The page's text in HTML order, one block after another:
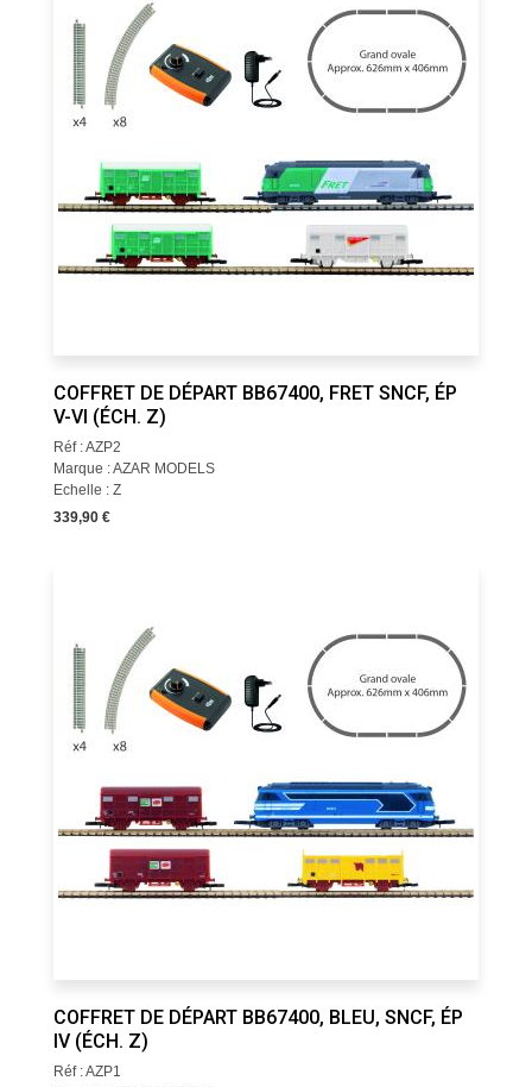
COFFRET DE DÉPART BB67400, FRET SNCF, ÉP
V-VI (ÉCH. Z)
Réf : AZP2
Marque : AZAR MODELS
Echelle : Z
339,90 €
COFFRET DE DÉPART BB67400, BLEU, SNCF, ÉP
IV (ÉCH. Z)
Réf : AZP1